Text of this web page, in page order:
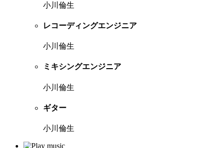
小川倫生
レコーディングエンジニア
小川倫生
ミキシングエンジニア
小川倫生
ギター
小川倫生